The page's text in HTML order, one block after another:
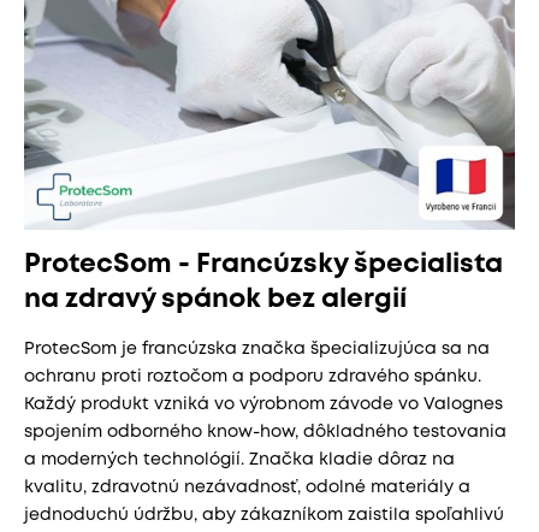
ProtecSom - Francúzsky špecialista
na zdravý spánok bez alergií
ProtecSom je francúzska značka špecializujúca sa na
ochranu proti roztočom a podporu zdravého spánku.
Každý produkt vzniká vo výrobnom závode vo Valognes
spojením odborného know-how, dôkladného testovania
a moderných technológií. Značka kladie dôraz na
kvalitu, zdravotnú nezávadnosť, odolné materiály a
jednoduchú údržbu, aby zákazníkom zaistila spoľahlivú